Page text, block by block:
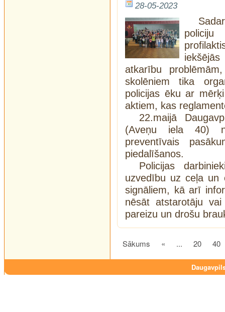
28-05-2023
atkarību
skolēniem tika
policijas ēku ar
aktiem, kas
22.maijā
(Aveņu iela 40)
preventīvais
piedalīšanos.
Policijas
uzvedību uz ceļa un
signāliem, kā arī
nēsāt atstarotāju
pareizu un drošu
Sākums « ... 20 40